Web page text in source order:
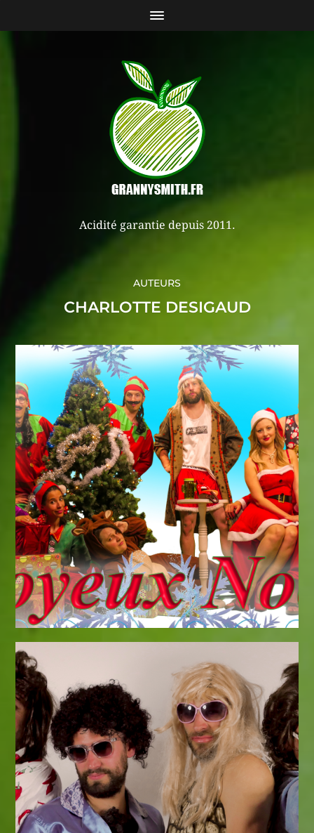
Acidité garantie depuis 2011.
AUTEURS
CHARLOTTE DESIGAUD